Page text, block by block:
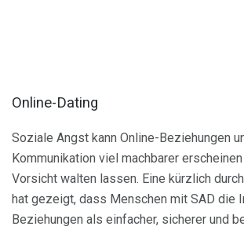
Online-Dating
Soziale Angst kann Online-Beziehungen
Kommunikation viel machbarer
Vorsicht walten lassen. Eine kürzlich
hat gezeigt, dass Menschen mit SAD die
Beziehungen als einfacher, sicherer und